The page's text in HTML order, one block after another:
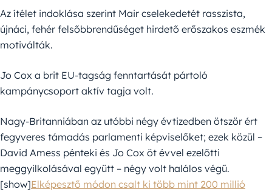
Az ítélet indoklása szerint Mair cselekedetét rasszista,
újnáci, fehér felsőbbrendűséget hirdető erőszakos eszmék
motiválták.
Jo Cox a brit EU-tagság fenntartását pártoló
kampánycsoport aktív tagja volt.
Nagy-Britanniában az utóbbi négy évtizedben ötször ért
fegyveres támadás parlamenti képviselőket; ezek közül –
David Amess pénteki és Jo Cox öt évvel ezelőtti
meggyilkolásával együtt – négy volt halálos végű.
[show]Elképesztő módon csalt ki több mint 200 millió